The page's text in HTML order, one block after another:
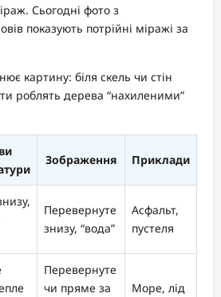
Сьогодні фото з
показують потрійні міражі за
картину: біля скель чи стін
роблять дерева “нахиленими”
Зображення Приклади
Перевернуте
знизу, “вода”
Асфальт,
пустеля
Перевернуте
чи пряме за
Море, лід